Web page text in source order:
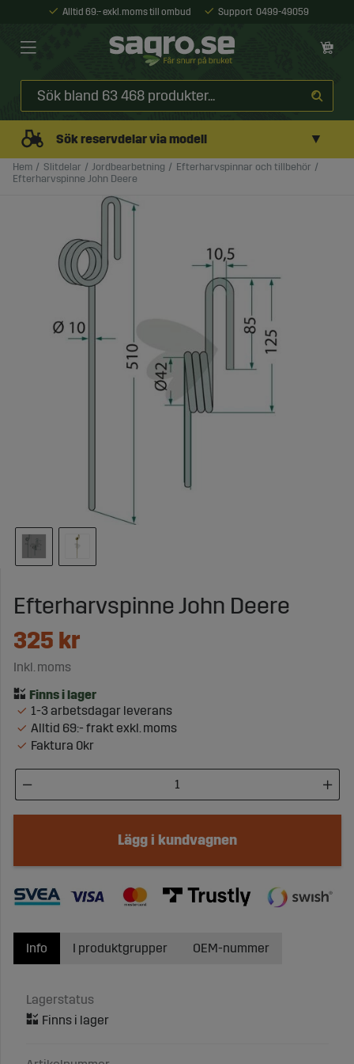
Alltid 69:- exkl. moms till ombud Support 0499-49059
Sök reservdelar via modell ▼
Hem Slitdelar Jordbearbetning
Efterharvspinnar och tillbehör
Efterharvspinne John Deere
Efterharvspinne John Deere
325 kr
Inkl. moms
1-3 arbetsdagar leverans
Alltid 69:- frakt exkl. moms
Faktura 0kr
Lägg i kundvagnen
Info
Lagerstatus
I produktgrupper OEM-nummer